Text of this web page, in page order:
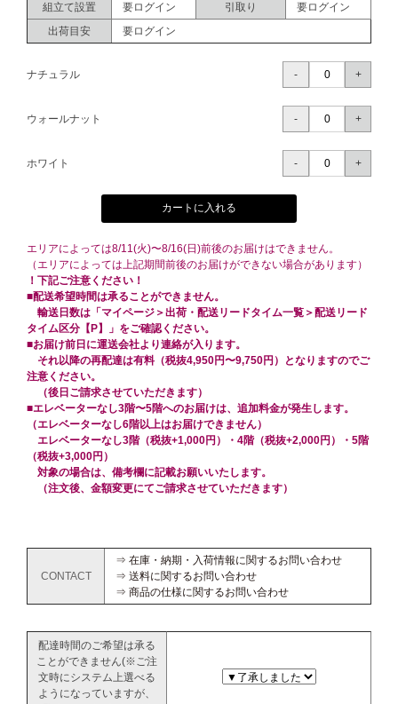
組立て設置
要ログイン 引取り
要ログイン
出荷目安
要ログイン
ナチュラル
ウォールナット
ホワイト
カートに入れる
エリアによっては8/11(火)〜8/16(日)前後のお届けはできません。
（エリアによっては上記期間前後のお届けができない場合があります）
！下記ご注意ください！
■配送希望時間は承ることができません。
輸送日数は「マイページ＞出荷・配送リードタイム一覧＞配送リード
タイム区分【P】」をご確認ください。
■お届け前日に運送会社より連絡が入ります。
それ以降の再配達は有料（税抜4,950円〜9,750円）となりますのでご
注意ください。
（後日ご請求させていただきます）
■エレベーターなし3階〜5階へのお届けは、追加料金が発生します。
（エレベーターなし6階以上はお届けできません）
エレベーターなし3階（税抜+1,000円）・4階（税抜+2,000円）・5階
（税抜+3,000円）
対象の場合は、備考欄に記載お願いいたします。
（注文後、金額変更にてご請求させていただきます）
CONTACT
⇒ 在庫・納期・入荷情報に関するお問い合わせ
⇒ 送料に関するお問い合わせ
⇒ 商品の仕様に関するお問い合わせ
配達時間のご希望は承る
ことができません(※ご注
文時にシステム上選べる
ようになっていますが、